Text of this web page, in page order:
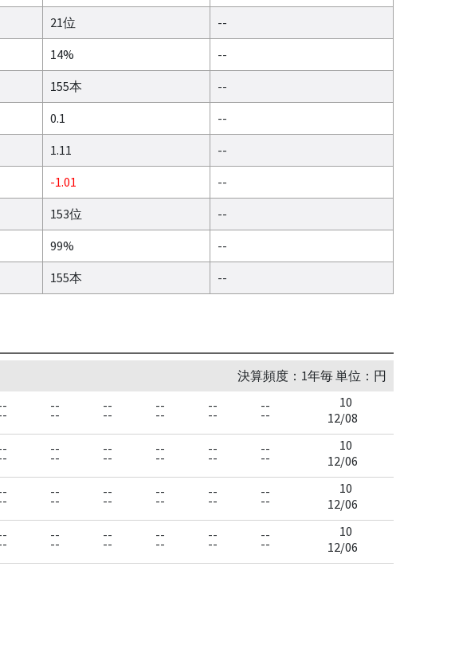
21位
--
14%
--
155本
--
0.1
--
1.11
--
-1.01
--
153位
--
99%
--
155本 --
決算頻度：1年毎 単位：円
--
--
--
--
--
--
--
--
--
--
10
12/08
--
--
--
--
--
--
--
--
--
--
10
12/06
--
--
--
--
--
--
--
--
--
--
10
12/06
--
--
--
--
--
--
--
--
--
--
10
12/06